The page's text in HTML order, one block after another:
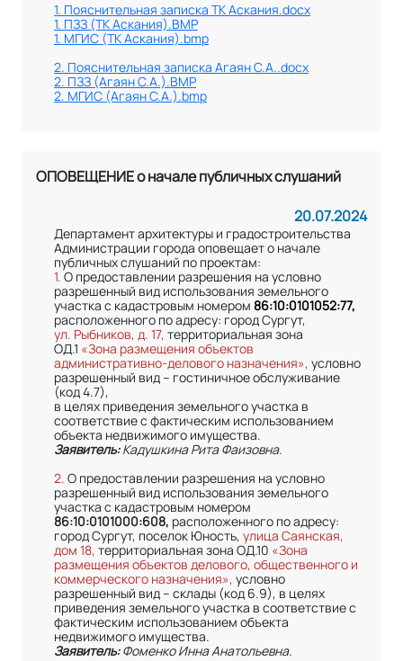
1. Пояснительная записка ТК Аскания.docx
1. ПЗЗ (ТК Аскания).BMP
1. МГИС (ТК Аскания).bmp
2. Пояснительная записка Агаян С.А..docx
2. ПЗЗ (Агаян С.А.).BMP
2. МГИС (Агаян С.А.).bmp
ОПОВЕЩЕНИЕ о начале публичных слушаний
20.07.2024
Департамент архитектуры и градостроительства
Администрации города оповещает о начале
публичных слушаний по проектам:
1. О предоставлении разрешения на условно
разрешенный вид использования земельного
участка с кадастровым номером 86:10:0101052:77,
расположенного по адресу: город Сургут,
ул. Рыбников, д. 17, территориальная зона
ОД.1 «Зона размещения объектов
административно-делового назначения», условно
разрешенный вид – гостиничное обслуживание
(код 4.7),
в целях приведения земельного участка в
соответствие с фактическим использованием
объекта недвижимого имущества.
Заявитель:Кадушкина Рита Фаизовна.
2. О предоставлении разрешения на условно
разрешенный вид использования земельного
участка с кадастровым номером
86:10:0101000:608, расположенного по адресу:
город Сургут, поселок Юность, улица Саянская,
дом 18, территориальная зона ОД.10 «Зона
размещения объектов делового, общественного и
коммерческого назначения», условно
разрешенный вид – склады (код 6.9), в целях
приведения земельного участка в соответствие с
фактическим использованием объекта
недвижимого имущества.
Заявитель:Фоменко Инна Анатольевна.